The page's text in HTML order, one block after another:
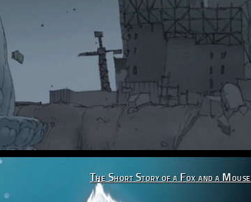
The Short Story of a Fox and a Mouse